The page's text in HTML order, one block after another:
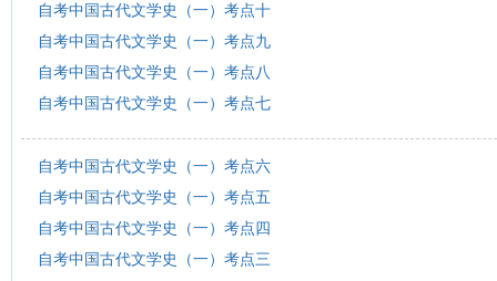
自考中国古代文学史（一）考点十
自考中国古代文学史（一）考点九
自考中国古代文学史（一）考点八
自考中国古代文学史（一）考点七
自考中国古代文学史（一）考点六
自考中国古代文学史（一）考点五
自考中国古代文学史（一）考点四
自考中国古代文学史（一）考点三